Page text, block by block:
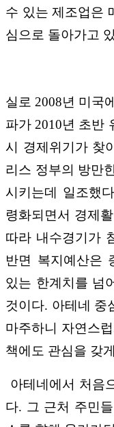
수 있는 제조업은
심으로 돌아가고
실로 2008년 미국
파가 2010년 초반
시 경제위기가 찾
리스 정부의 방만
시키는데 일조했
령화되면서 경제
따라 내수경기가
반면 복지예산은
있는 한계치를 넘
것이다. 아테네 중
마주하니 자연스
책에도 관심을 갖
아테네에서 처음
다. 그 근처 주민